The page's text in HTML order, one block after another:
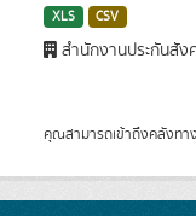
XLS CSV
สำนักงานประกันสัง
คุณสามารถเข้าถึงคลังทาง